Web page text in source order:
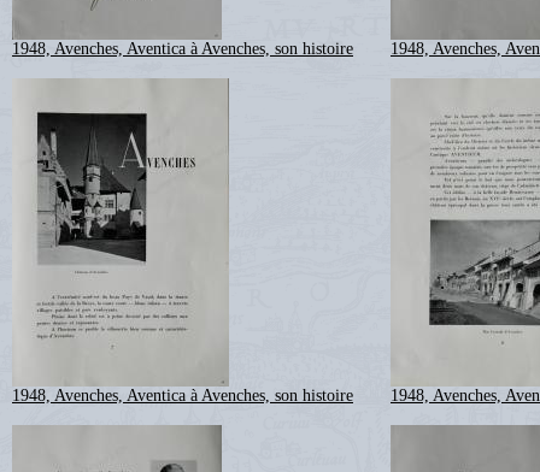
1948, Avenches, Aventica à Avenches, son histoire 1948, Avenches,
1948, Avenches, Aventica à Avenches, son histoire 1948, Avenches,